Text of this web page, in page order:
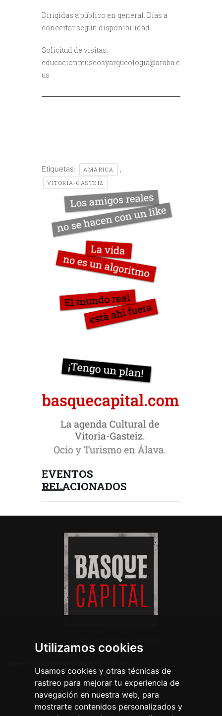
Utilizamos cookies
Usamos cookies y otras técnicas de
rastreo para mejorar tu experiencia de
navegación en nuestra web, para
mostrarte contenidos personalizados y
Dirigidas a público en general. Días a
concertar según disponibilidad.
Solicitud de visitas:
educacionmuseosyarqueologia@araba.e
us
Etiquetas: AMÁRICA ,
VITORIA-GASTEIZ
EVENTOS
RELACIONADOS
Legal
Aviso legal
Política de privacidad